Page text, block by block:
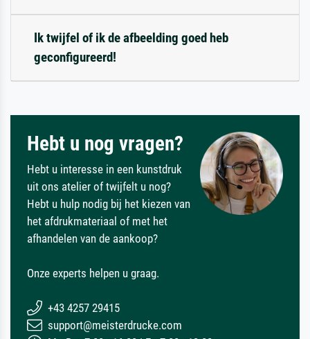
Ik twijfel of ik de afbeelding goed heb
geconfigureerd!
Hebt u nog vragen?
Hebt u interesse in een kunstdruk
uit ons atelier of twijfelt u nog?
Hebt u hulp nodig bij het kiezen van
het afdrukmateriaal of met het
afhandelen van de aankoop?
Onze experts helpen u graag.
+43 4257 29415
support@meisterdrucke.com